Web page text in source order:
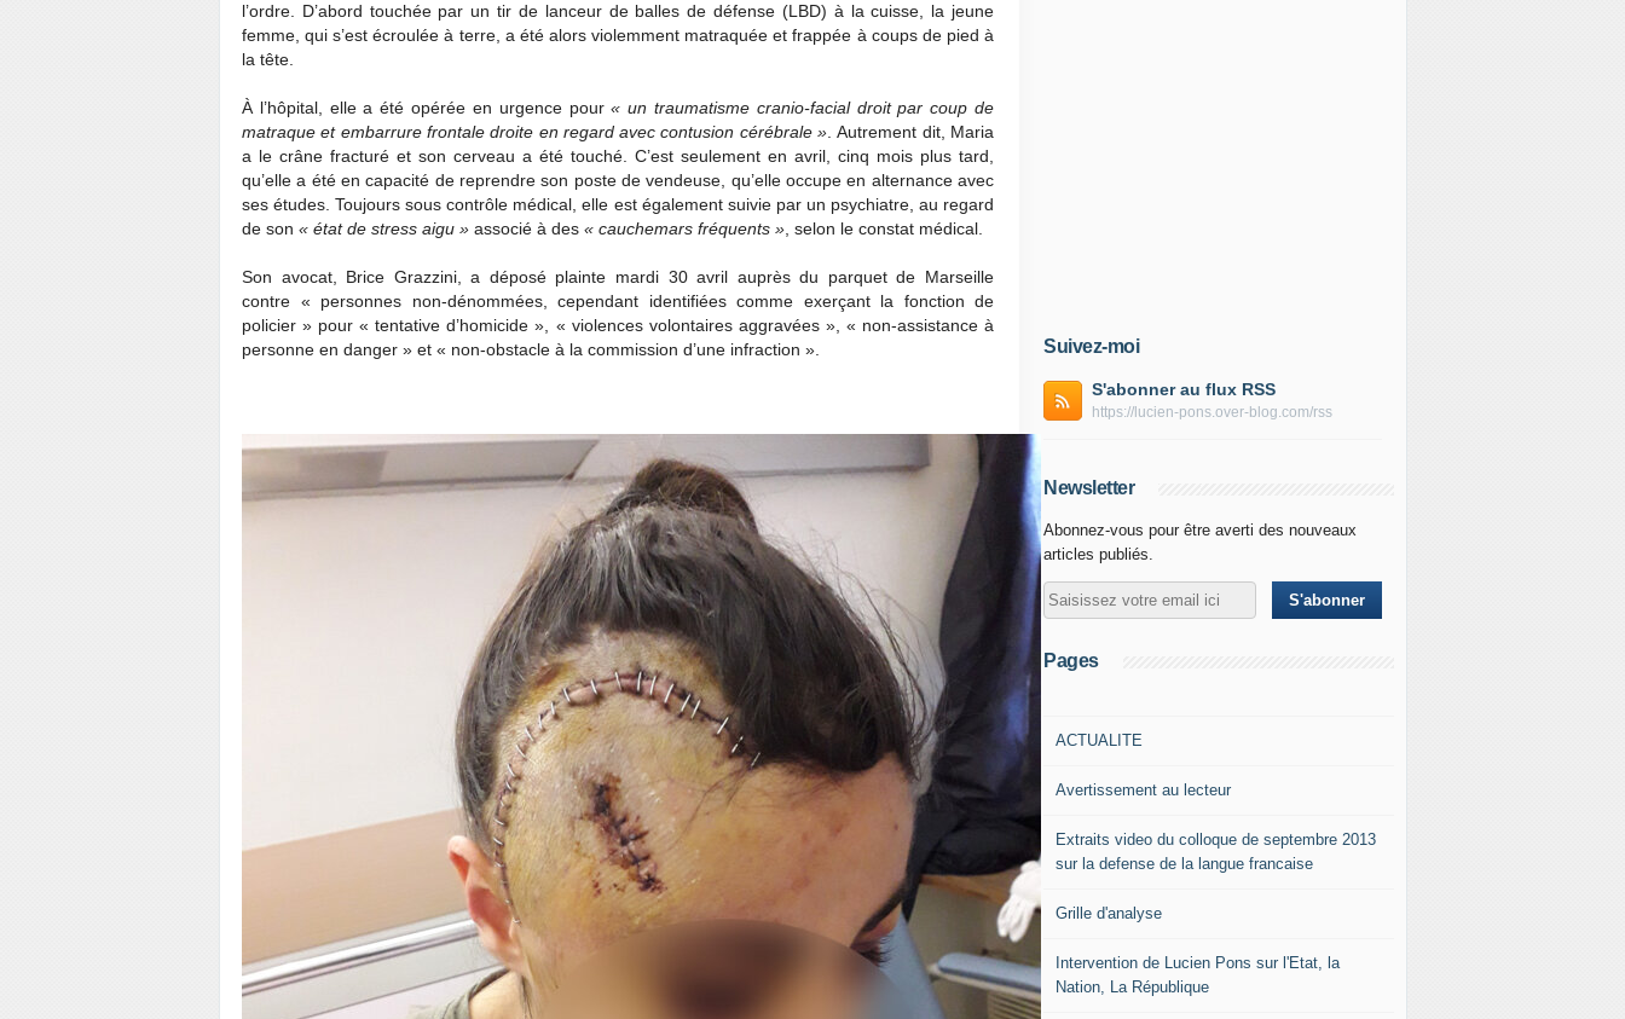
l’ordre. D’abord touchée par un tir de lanceur de balles de défense (LBD) à la cuisse, la jeune
femme, qui s’est écroulée à terre, a été alors violemment matraquée et frappée à coups de pied à
la tête.
À l’hôpital, elle a été opérée en urgence pour« un traumatisme cranio-facial droit par coup de
matraque et embarrure frontale droite en regard avec contusion cérébrale » Autrement dit, Maria
a le crâne fracturé et son cerveau a été touché. C’est seulement en avril, cinq mois plus tard,
qu’elle a été en capacité de reprendre son poste de vendeuse, qu’elle occupe en alternance avec
ses études. Toujours sous contrôle médical, elle est également suivie par un psychiatre, au regard
de son « état de stress aigu » associé à des « cauchemars fréquents » , selon le constat médical.
Son avocat, Brice Grazzini, a déposé plainte mardi 30 avril auprès du parquet de Marseille
contre « personnes non-dénommées, cependant identifiées comme exerçant la fonction de
policier » pour « tentative d’homicide », « violences volontaires aggravées », « non-assistance à
personne en danger » et « non-obstacle à la commission d’une infraction ».
Suivez-moi
S'abonner au flux RSS
https://lucien-pons.over-blog.com/rss
Newsletter
Abonnez-vous pour être averti des nouveaux
articles publiés.
Pages
ACTUALITE
Avertissement au lecteur
Extraits video du colloque de septembre 2013
sur la defense de la langue francaise
Grille d'analyse
Intervention de Lucien Pons sur l'Etat, la
Nation, La République